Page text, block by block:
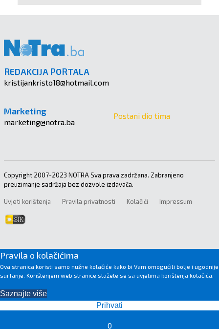
0
REDAKCIJA PORTALA
kristijankristo18@hotmail.com
Marketing
marketing@notra.ba
Postani dio tima
Copyright 2007-2023 NOTRA Sva prava zadržana. Zabranjeno
preuzimanje sadržaja bez dozvole izdavača.
Uvjeti korištenja Pravila privatnosti Kolačići Impressum
Pravila o kolačićima
Ova stranica koristi samo nužne kolačiće kako bi Vam omogućili bolje i ugodnije
surfanje. Korištenjem web stranice slažete se sa uvjetima korištenja kolačića.
Saznajte više
Prihvati